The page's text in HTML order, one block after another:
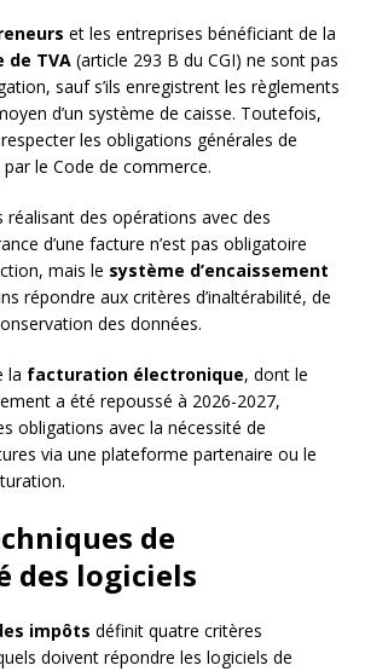
et les entreprises bénéficiant de la
de TVA (article 293 B du CGI) ne sont pas
sauf s’ils enregistrent les règlements
d’un système de caisse. Toutefois,
les obligations générales de
le Code de commerce.
réalisant des opérations avec des
d’une facture n’est pas obligatoire
mais le système d’encaissement
répondre aux critères d’inaltérabilité, de
des données.
la facturation électronique, dont le
a été repoussé à 2026-2027,
obligations avec la nécessité de
via une plateforme partenaire ou le
de
des logiciels
impôts définit quatre critères
doivent répondre les logiciels de